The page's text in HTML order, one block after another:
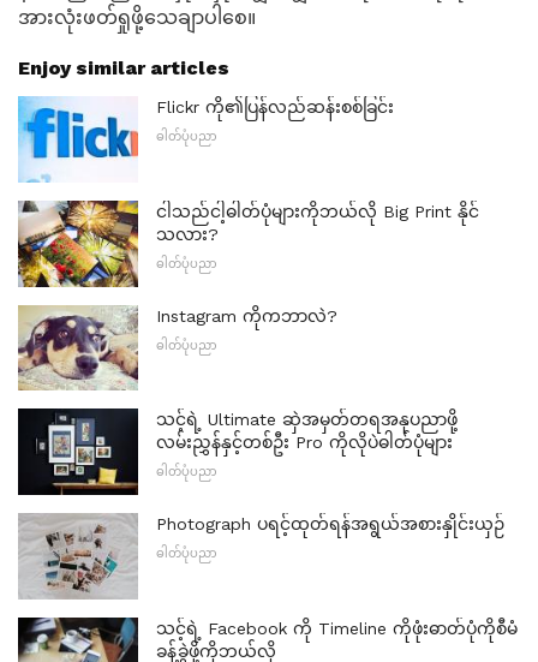
အားလုံးဖတ်ရှုဖို့သေချာပါစေ။
Enjoy similar articles
Flickr ကို၏ပြန်လည်ဆန်းစစ်ခြင်း
ဓါတ်ပုံပညာ
ငါသည်ငါ့ဓါတ်ပုံများကိုဘယ်လို Big Print နိုင်
သလား?
ဓါတ်ပုံပညာ
Instagram ကိုကဘာလဲ?
ဓါတ်ပုံပညာ
သင့်ရဲ့ Ultimate ဆှဲအမှတ်တရအနုပညာဖို့
လမ်းညွှန်နှင့်တစ်ဦး Pro ကိုလိုပဲဓါတ်ပုံများ
ဓါတ်ပုံပညာ
Photograph ပရင့်ထုတ်ရန်အရွယ်အစားနှိုင်းယှဉ်
ဓါတ်ပုံပညာ
သင့်ရဲ့ Facebook ကို Timeline ကိုဖုံးဓာတ်ပုံကိုစီမံ
ခန့်ခွဲဖို့ကိုဘယ်လို